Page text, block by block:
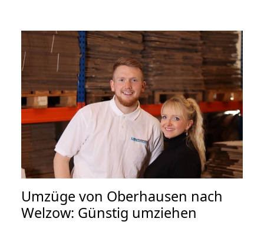
Umzüge von Oberhausen nach
Welzow: Günstig umziehen